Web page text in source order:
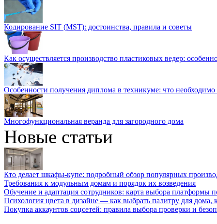
Кодирование SIT (MST): достоинства, правила и советы
Как осуществляется производство пластиковых ведер:
Особенности получения диплома в техникуме: что необходимо
Многофункциональная веранда для загородного дома
Новые статьи
Кто делает шкафы-купе: подробный обзор популярных
Требования к модульным домам и порядок их возведения
Обучение и адаптация сотрудников: карта выбора платформы
Психология цвета в дизайне — как выбрать палитру для дома,
Покупка аккаунтов соцсетей: правила выбора проверки и